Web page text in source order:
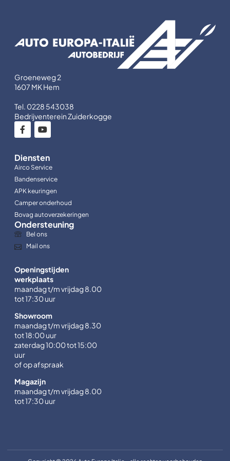
Groeneweg 2
1607 MK Hem
Tel. 0228 543038
Bedrijventerein Zuiderkogge
Diensten
Airco Service
Bandenservice
APK keuringen
Camper onderhoud
Bovag autoverzekeringen
Ondersteuning
Bel ons
Mail ons
Openingstijden
werkplaats
maandag t/m vrijdag 8.00
tot 17:30 uur
Showroom
maandag t/m vrijdag 8.30
tot 18:00 uur
zaterdag 10:00 tot 15:00
uur
of op afspraak
Magazijn
maandag t/m vrijdag 8.00
tot 17:30 uur